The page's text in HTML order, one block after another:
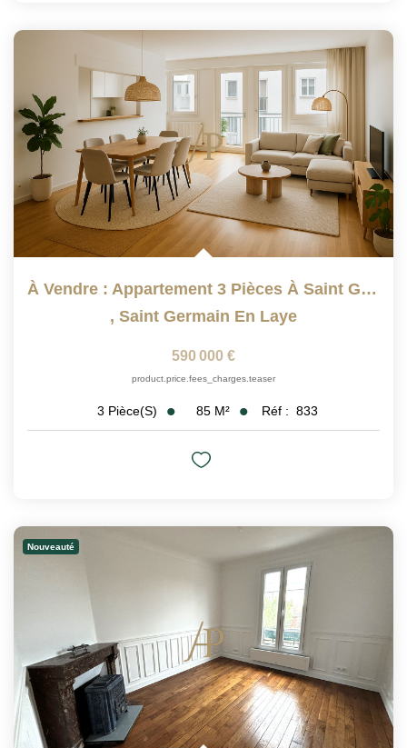
À Vendre : Appartement 3 Pièces À Saint Germain En Laye
, Saint Germain En Laye
590 000 €
product.price.fees_charges.teaser
3 Pièce(s) 85 M² Réf : 833
Nouveauté